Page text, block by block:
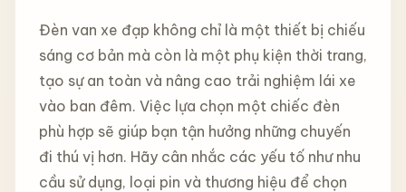
Đèn van xe đạp không chỉ là một thiết bị chiếu
sáng cơ bản mà còn là một phụ kiện thời trang,
tạo sự an toàn và nâng cao trải nghiệm lái xe
vào ban đêm. Việc lựa chọn một chiếc đèn
phù hợp sẽ giúp bạn tận hưởng những chuyến
đi thú vị hơn. Hãy cân nhắc các yếu tố như nhu
cầu sử dụng, loại pin và thương hiệu để chọn